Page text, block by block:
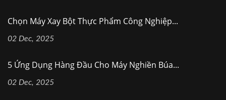
Chọn Máy Xay Bột Thực Phẩm Công Nghiệp...
02 Dec, 2025
5 Ứng Dụng Hàng Đầu Cho Máy Nghiền Búa...
02 Dec, 2025